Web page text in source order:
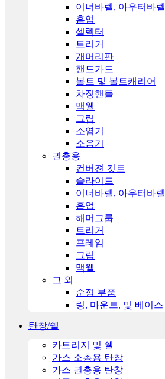
이너바렐, 아우터바렐
홉업
셀렉터
트리거
개머리판
핸드가드
볼트 및 볼트캐리어
차징핸들
맥웰
그립
소염기
소음기
권총용
컨버젼 킷트
슬라이드
이너바렐, 아우터바렐
홉업
해머그룹
트리거
프레임
그립
맥웰
그 외
순정 부품
링, 마운트, 및 베이스
탄창/쉘
카트리지 및 쉘
가스 소총용 탄창
가스 권총용 탄창